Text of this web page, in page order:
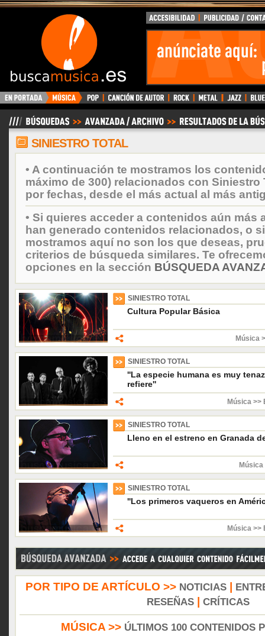
BuscaMusica.es
SINIESTRO TOTAL
• A continuación te mostramos los
máximo de 300) relacionados con Siniestro
por fechas, desde el más actual al más
• Si quieres acceder a contenidos aún más
han generado contenidos relacionados, o
mostramos aquí no son los que deseas,
criterios de búsqueda similares. Te
opciones en la sección BÚSQUEDA
SINIESTRO TOTAL
Cultura Popular Básica
Música
SINIESTRO TOTAL
''La especie humana es muy
refiere''
Música >>
SINIESTRO TOTAL
Lleno en el estreno en Granada
SINIESTRO TOTAL
''Los primeros vaqueros en
Música >>
POR TIPO DE ARTÍCULO >> NOTICIAS|
RESEÑAS| CRÍTICAS
MÚSICA >> ÚLTIMOS 100 CONTENIDOS